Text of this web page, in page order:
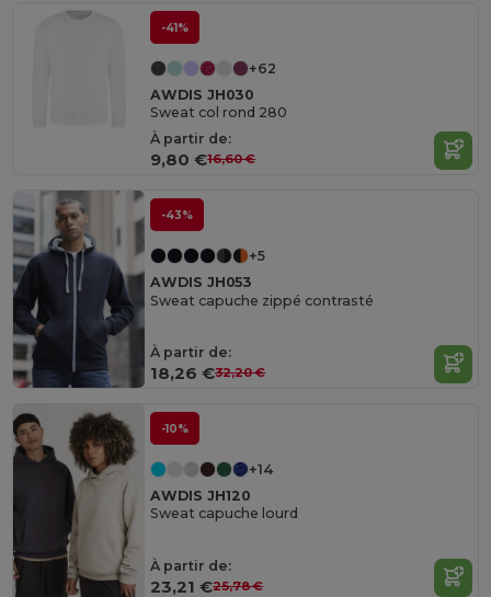
-41%
+62
AWDIS JH030
Sweat col rond 280
À partir de:
9,80 €16,60 €
-43%
+5
AWDIS JH053
Sweat capuche zippé contrasté
À partir de:
18,26 €32,20 €
-10%
+14
AWDIS JH120
Sweat capuche lourd
À partir de:
23,21 €25,78 €